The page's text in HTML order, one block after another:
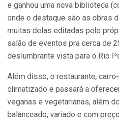
e ganhou uma nova biblioteca
onde o destaque são as obras
muitas delas editadas pelo
salão de eventos pra cerca de
deslumbrante vista para o Rio
Além disso, o restaurante,
climatizado e passará a
veganas e vegetarianas, além
balanceado, variado e com